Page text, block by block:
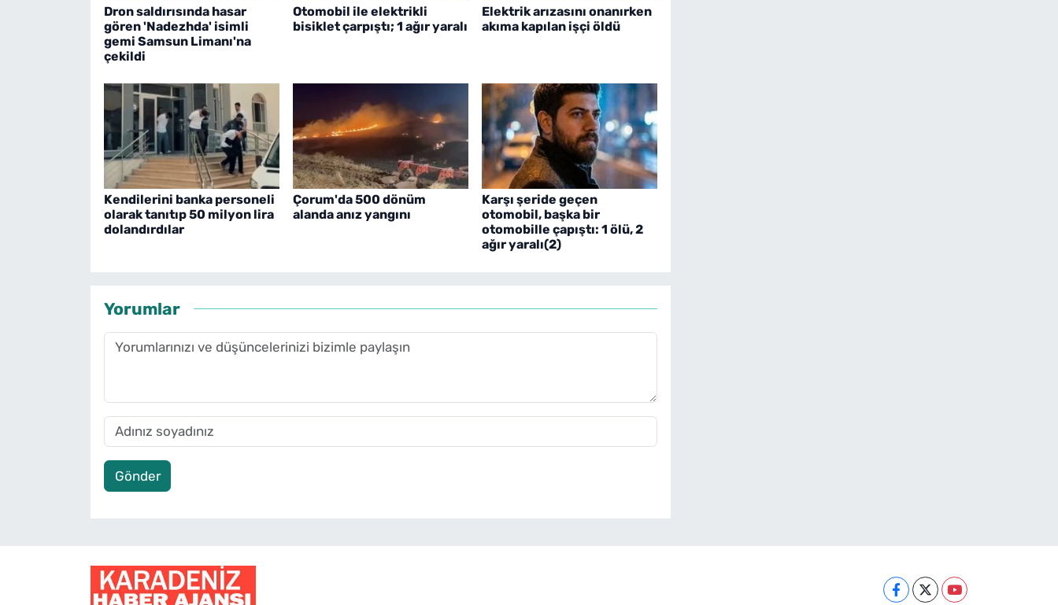
Dron saldırısında hasar
gören 'Nadezhda' isimli
gemi Samsun Limanı'na
çekildi
Otomobil ile elektrikli
bisiklet çarpıştı; 1 ağır yaralı
Elektrik arızasını onanırken
akıma kapılan işçi öldü
Kendilerini banka personeli
olarak tanıtıp 50 milyon lira
dolandırdılar
Çorum'da 500 dönüm
alanda anız yangını
Karşı şeride geçen
otomobil, başka bir
otomobille çapıştı: 1 ölü, 2
ağır yaralı(2)
Yorumlar
Gönder